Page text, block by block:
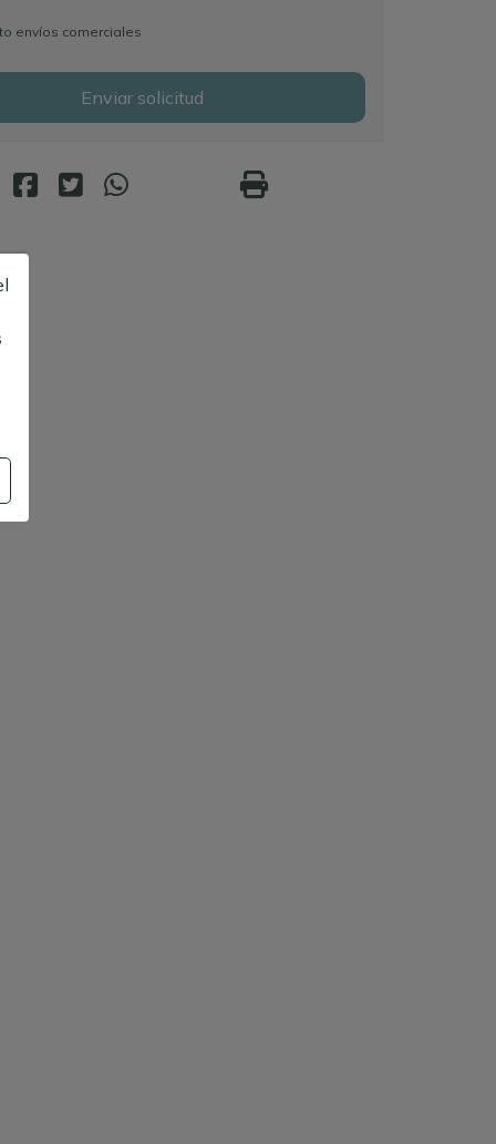
envíos comerciales
Enviar solicitud